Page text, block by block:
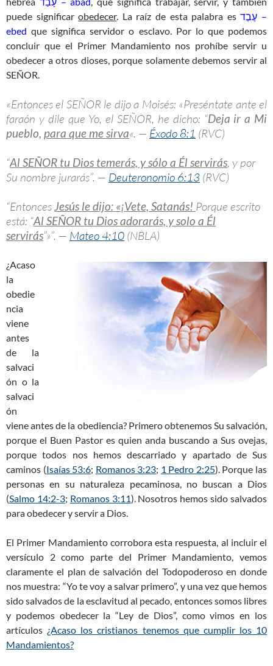
puede significarobedecer. La raíz de esta palabra esעֶבֶד –
ebed que significa servidor o esclavo. Por lo que podemos
concluir que el Primer Mandamiento nos prohíbe servir u
obedecer a otros dioses, porque solamente debemos servir al
SEÑOR.
«Entonces el SEÑOR le dijo a Moisés: «Preséntate ante el
faraón y dile que Yo, el SEÑOR, he dicho: “Deja ir a Mi
pueblo, para que me sirva«. — Éxodo 8:1 (RVC)
“Al SEÑOR tu Dios temerás, y sólo a Él servirás, y por
Su nombre jurarás”. — Deuteronomio 6:13 (RVC)
“EntoncesJesús le dijo: «¡Vete, Satanás! Porque escrito
está: “Al SEÑOR tu Dios adorarás, y solo a Él
servirás”»”. — Mateo 4:10 (NBLA)
¿Acaso
la
obedie
ncia
viene
antes
de la
salvaci
ón o la
salvaci
ón
viene antes de la obediencia? Primero obtenemos Su salvación,
porque el Buen Pastor es quien anda buscando a Sus ovejas,
porque todos nos hemos descarriado y apartado de Sus
caminos (Isaías 53:6; Romanos 3:23; 1 Pedro 2:25). Porque las
personas en su naturaleza pecaminosa, no buscan a Dios
(Salmo 14:2-3; Romanos 3:11). Nosotros hemos sido salvados
para obedecer y servir a Dios.
El Primer Mandamiento corrobora esta respuesta, al incluir el
versículo 2 como parte del Primer Mandamiento, vemos
claramente el plan de salvación del Todopoderoso en donde
nos muestra: “Yo te voy a salvar primero”, y una vez que hemos
sido salvados de la esclavitud al pecado, entonces somos libres
y podemos obedecer la “Ley de Dios”, como vimos en los
artículos ¿Acaso los cristianos tenemos que cumplir los 10
Mandamientos?